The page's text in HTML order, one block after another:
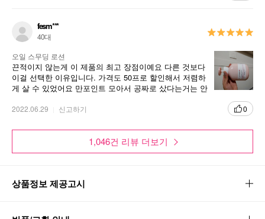
fesm***
40대
오일 스무딩 로션
끈적이지 않는게 이 제품의 최고 장점이예요 다른 것보다
이걸 선택한 이유입니다. 가격도 50프로 할인해서 저렴하
게 살 수 있었어요 만포인트 모아서 공짜로 샀다는거는 안
2022.06.29 신고하기 0
1,046건 리뷰 더보기
상품정보 제공고시